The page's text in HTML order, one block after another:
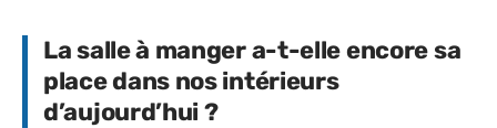
La salle à manger a-t-elle encore sa
place dans nos intérieurs
d’aujourd’hui ?